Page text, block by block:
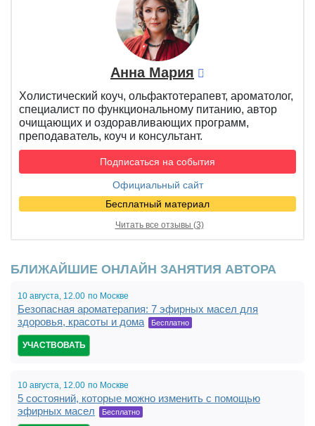
Анна Мария
Xолистический коуч, ольфактотерапевт, ароматолог,
специалист по функциональному питанию, автор
очищающих и оздоравливающих программ,
преподаватель, коуч и консультант.
Подписаться на события
Официальный сайт
Бесплатный материал
Читать все отзывы (3)
БЛИЖАЙШИЕ ОНЛАЙН ЗАНЯТИЯ АВТОРА
10 августа, 12.00,
15:00,
20:30
по Москве
Безопасная ароматерапия: 7 эфирных масел для
здоровья, красоты и дома
Бесплатно
УЧАСТВОВАТЬ
10 августа, 12.00,
15:00,
20:30
по Москве
5 состояний, которые можно изменить с помощью
эфирных масел
Бесплатно